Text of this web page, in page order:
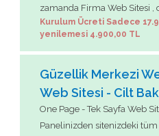
zamanda Firma Web Sitesi ,
Kurulum Ücreti Sadece
yenilemesi 4.900,00 TL
Güzellik Merkezi
Web Sitesi - Cilt
One Page - Tek Sayfa Web
Panelinizden sitenizdeki tüm